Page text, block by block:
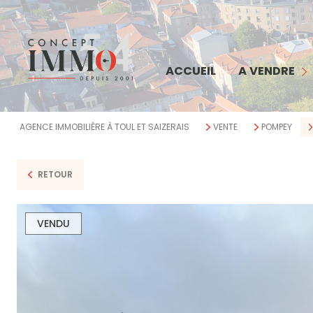
ACCUEIL A VENDRE
MAISON
APPARTEMENT
COMMERCE
TERRAIN
IMMEUBLE
AGENCE IMMOBILIÈRE À TOUL ET SAIZERAIS VENTE POMPEY
RETOUR
VENDU